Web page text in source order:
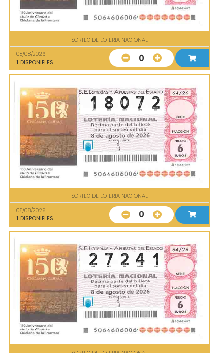
SORTEO DE LOTERIA NACIONAL
08/08/2026
1 DISPONIBLES 0
SORTEO DE LOTERIA NACIONAL
08/08/2026
1 DISPONIBLES 0